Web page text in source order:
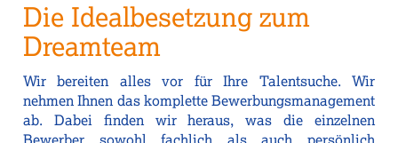
Die Idealbesetzung zum
Dreamteam
Wir bereiten alles vor für Ihre Talentsuche. Wir
nehmen Ihnen das komplette Bewerbungsmanagement
ab. Dabei finden wir heraus, was die einzelnen